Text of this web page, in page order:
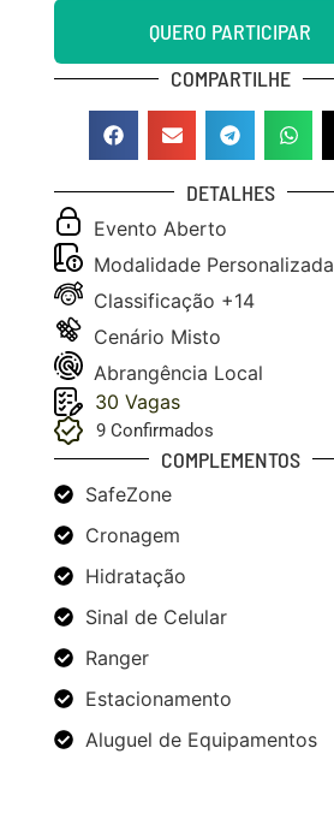
QUERO PARTICIPAR
COMPARTILHE
DETALHES
Evento Aberto
Modalidade Personalizada
Classificação +14
Cenário Misto
Abrangência Local
30 Vagas
9 Confirmados
COMPLEMENTOS
SafeZone
Cronagem
Hidratação
Sinal de Celular
Ranger
Estacionamento
Aluguel de Equipamentos